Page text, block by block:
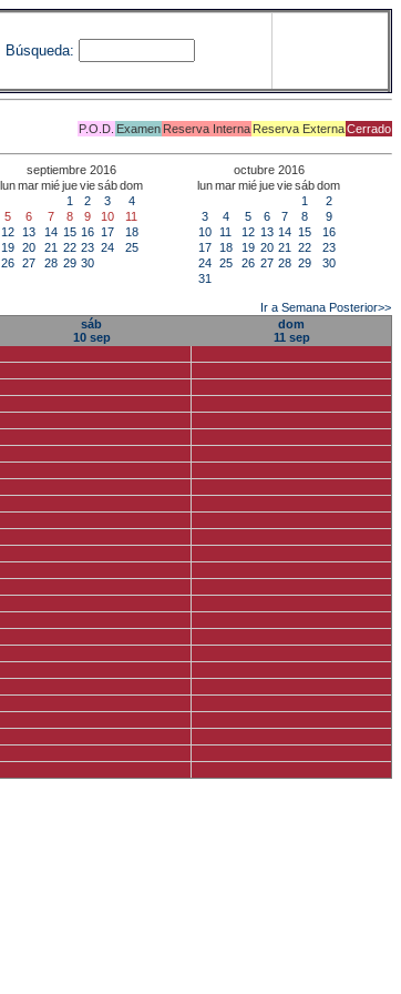
Búsqueda:
P.O.D. Examen Reserva Interna Reserva ExternaCerrado
septiembre 2016
lunmarmiéjueviesábdom
1
2 3
4
5
6 7 8 9 10
11
12
13 14 15 16 17
18
19 20 21 22 23 24
25
26 27 28 29 30
octubre 2016
lunmarmiéjueviesábdom
1
2
3
4 5 6 7 8
9
10
11 12 13 14 15
16
17
18 19 20 21 22
23
24 25 26 27 28 29
30
31
Ir a Semana Posterior>>
sáb
10 sep
dom
11 sep